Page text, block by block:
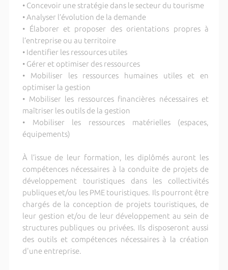
• Concevoir une stratégie dans le secteur du tourisme
• Analyser l’évolution de la demande
• Élaborer et proposer des orientations propres à
l’entreprise ou au territoire
• Identifier les ressources utiles
• Gérer et optimiser des ressources
• Mobiliser les ressources humaines utiles et en
optimiser la gestion
• Mobiliser les ressources financières nécessaires et
maîtriser les outils de la gestion
• Mobiliser les ressources matérielles (espaces,
équipements)
À l’issue de leur formation, les diplômés auront les
compétences nécessaires à la conduite de projets de
développement touristiques dans les collectivités
publiques et/ou les PME touristiques. Ils pourront être
chargés de la conception de projets touristiques, de
leur gestion et/ou de leur développement au sein de
structures publiques ou privées. Ils disposeront aussi
des outils et compétences nécessaires à la création
d'une entreprise.